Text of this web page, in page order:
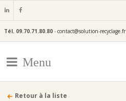
Tél. 09.70.71.80.80 - contact@solution-recyclage.fr
Menu
Retour à la liste